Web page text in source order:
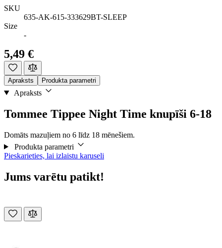
SKU
635-AK-615-333629BT-SLEEP
Size
-
5,49 €
Apraksts Produkta parametri
Apraksts
Tommee Tippee Night Time knupīši 6-18
Domāts mazuļiem no 6 līdz 18 mēnešiem.
Produkta parametri
Pieskarieties, lai izlaistu karuseli
Jums varētu patikt!